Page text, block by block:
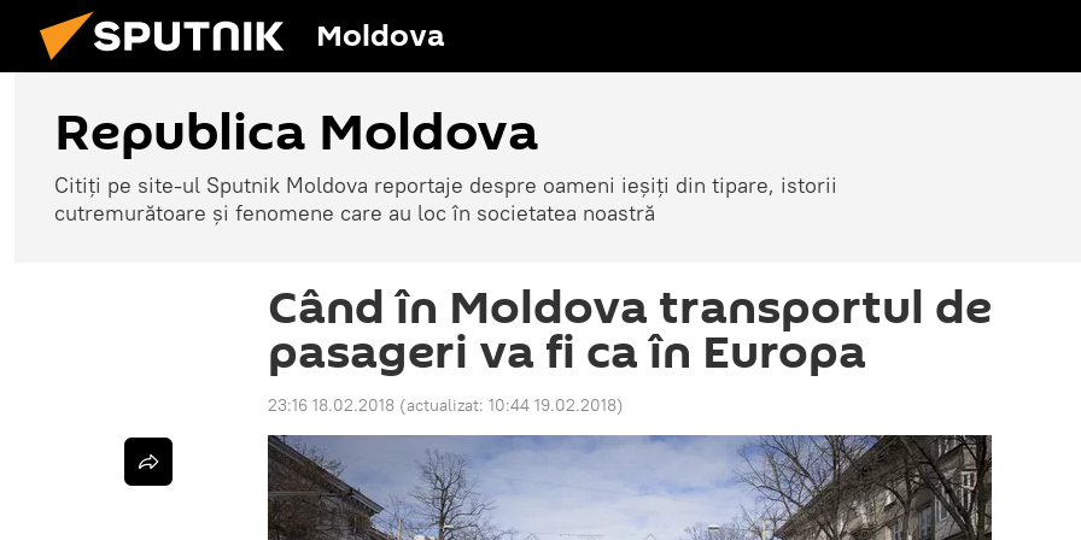
Moldova
Republica Moldova
Citiți pe site-ul Sputnik Moldova reportaje despre oameni ieșiți din tipare, istorii
cutremurătoare și fenomene care au loc în societatea noastră
Când în Moldova transportul de
pasageri va fi ca în Europa
23:16 18.02.2018 (actualizat: 10:44 19.02.2018)